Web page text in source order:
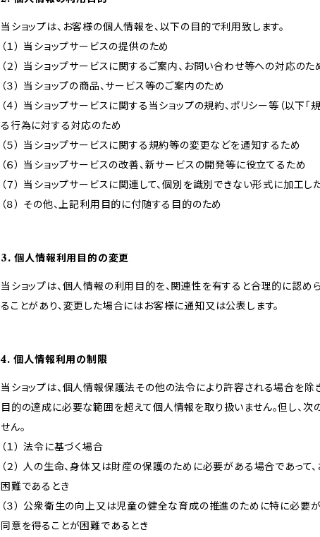
当ショップは、お客様の個人情報を、以下の目的で利用致します。
（１） 当ショップサービスの提供のため
（２） 当ショップサービスに関するご案内、お問い合わせ等への対応のた
（３） 当ショップの商品、サービス等のご案内のため
（４） 当ショップサービスに関する当ショップの規約、ポリシー等（以下「
る行為に対する対応のため
（５） 当ショップサービスに関する規約等の変更などを通知するため
（６） 当ショップサービスの改善、新サービスの開発等に役立てるため
（７） 当ショップサービスに関連して、個別を識別できない形式に加工
（８） その他、上記利用目的に付随する目的のため
3. 個人情報利用目的の変更
当ショップは、個人情報の利用目的を、関連性を有すると合理的に認め
ることがあり、変更した場合にはお客様に通知又は公表します。
4. 個人情報利用の制限
当ショップは、個人情報保護法その他の法令により許容される場合を除
目的の達成に必要な範囲を超えて個人情報を取り扱いません。但し、次
せん。
（１） 法令に基づく場合
（２） 人の生命、身体又は財産の保護のために必要がある場合であって
困難であるとき
（３） 公衆衛生の向上又は児童の健全な育成の推進のために特に必要
同意を得ることが困難であるとき